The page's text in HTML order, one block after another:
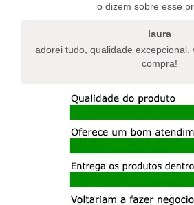
página
o dizem sobre esse
laura
adorei tudo, qualidade excepcional.
compra!